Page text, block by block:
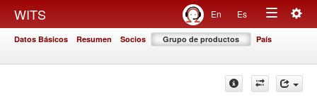
WITS En Es
Toggle
Datos Básicos Resumen Socios Grupo de productos País